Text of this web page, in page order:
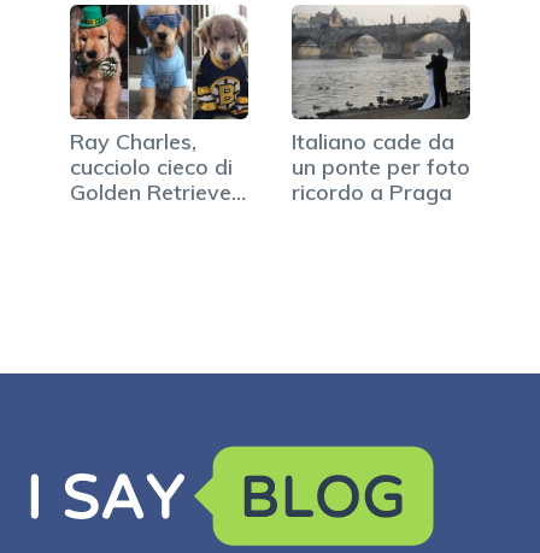
Ray Charles,
cucciolo cieco di
Golden Retriever
Italiano cade da
un ponte per foto
ricordo a Praga